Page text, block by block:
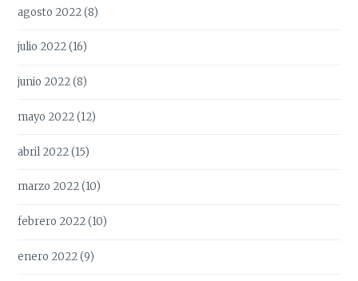
agosto 2022(8)
julio 2022(16)
junio 2022(8)
mayo 2022(12)
abril 2022(15)
marzo 2022(10)
febrero 2022(10)
enero 2022(9)